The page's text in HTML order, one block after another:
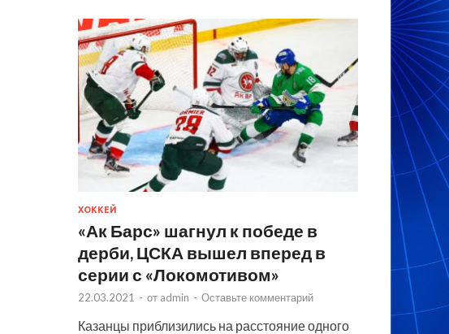
ХОККЕЙ
«Ак Барс» шагнул к победе в
дерби, ЦСКА вышел вперед в
серии с «Локомотивом»
22.03.2021 - от admin - Оставьте комментарий
Казанцы приблизились на расстояние одного